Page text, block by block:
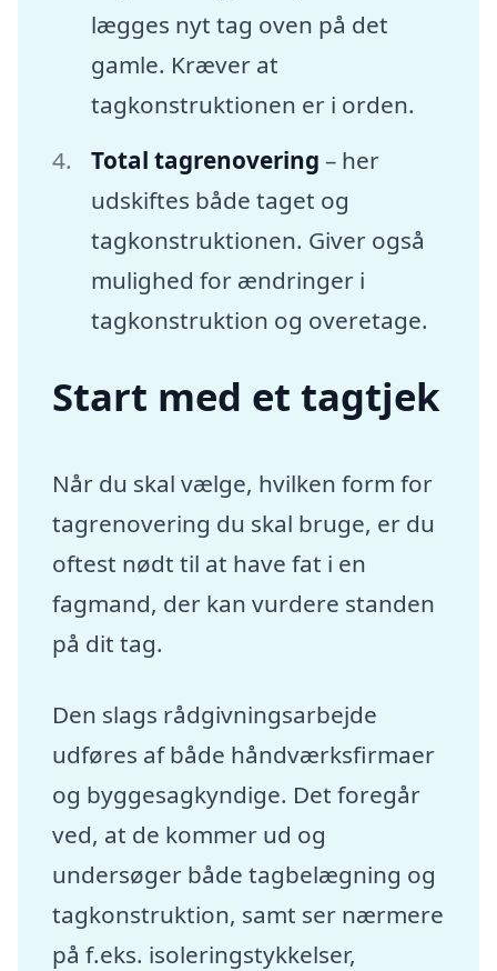
lægges nyt tag oven på det
gamle. Kræver at
tagkonstruktionen er i orden.
Total tagrenovering – her
udskiftes både taget og
tagkonstruktionen. Giver også
mulighed for ændringer i
tagkonstruktion og overetage.
Start med et tagtjek
Når du skal vælge, hvilken form for
tagrenovering du skal bruge, er du
oftest nødt til at have fat i en
fagmand, der kan vurdere standen
på dit tag.
Den slags rådgivningsarbejde
udføres af både håndværksfirmaer
og byggesagkyndige. Det foregår
ved, at de kommer ud og
undersøger både tagbelægning og
tagkonstruktion, samt ser nærmere
på f.eks. isoleringstykkelser,